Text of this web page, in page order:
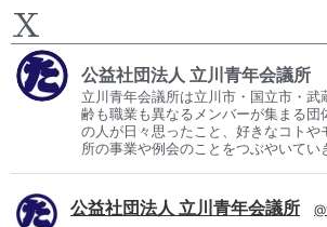
X
公益社団法人 立川青年会議所
立川青年会議所は立川市・国立市・武
齢も職業も異なるメンバーが集まる団
の人が日々思ったこと、好きなコトや
所の事業や例会のことをつぶやいてい
公益社団法人 立川青年会議所